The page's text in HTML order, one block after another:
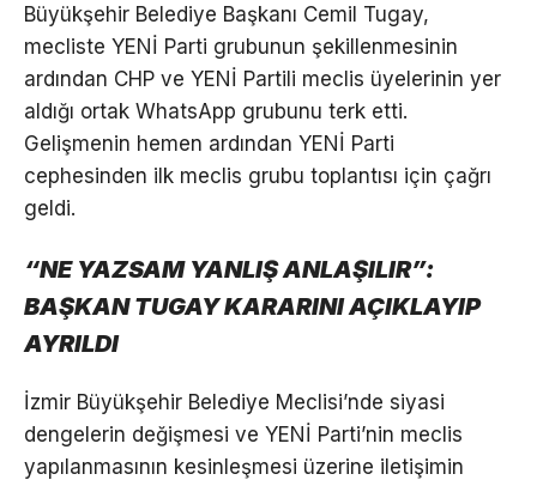
Büyükşehir Belediye Başkanı Cemil Tugay,
mecliste YENİ Parti grubunun şekillenmesinin
ardından CHP ve YENİ Partili meclis üyelerinin yer
aldığı ortak WhatsApp grubunu terk etti.
Gelişmenin hemen ardından YENİ Parti
cephesinden ilk meclis grubu toplantısı için çağrı
geldi.
“NE YAZSAM YANLIŞ ANLAŞILIR”:
BAŞKAN TUGAY KARARINI AÇIKLAYIP
AYRILDI
İzmir Büyükşehir Belediye Meclisi’nde siyasi
dengelerin değişmesi ve YENİ Parti’nin meclis
yapılanmasının kesinleşmesi üzerine iletişimin